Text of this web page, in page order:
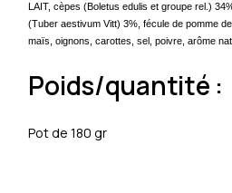
LAIT, cèpes (Boletus edulis et groupe rel.)
(Tuber aestivum Vitt) 3%, fécule de pomme
maïs, oignons, carottes, sel, poivre, arôme
Poids/quantité :
Pot de 180 gr